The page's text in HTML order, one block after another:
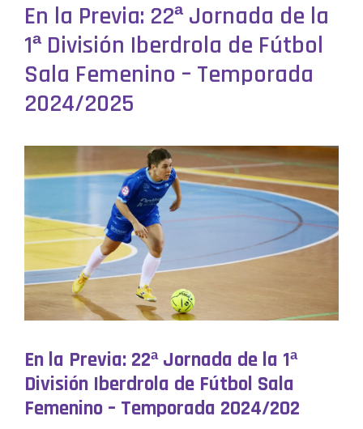
En la Previa: 22ª Jornada de la
1ª División Iberdrola de Fútbol
Sala Femenino – Temporada
2024/2025
En la Previa: 22ª Jornada de la 1ª
División Iberdrola de Fútbol Sala
Femenino – Temporada 2024/202